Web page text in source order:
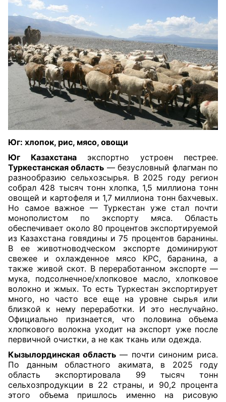
Юг: хлопок, рис, мясо, овощи
Юг Казахстанаэкспортно устроен пестрее.
Туркестанская область — безусловный флагман по
разнообразию сельхозсырья. В 2025 году регион
собрал 428 тысяч тонн хлопка, 1,5 миллиона тонн
овощей и картофеля и 1,7 миллиона тонн бахчевых.
Но самое важное — Туркестан уже стал почти
монополистом по экспорту мяса. Область
обеспечивает около 80 процентов экспортируемой
из Казахстана говядины и 75 процентов баранины.
В ее животноводческом экспорте доминируют
свежее и охлажденное мясо КРС, баранина, а
также живой скот. В переработанном экспорте —
мука, подсолнечное/хлопковое масло, хлопковое
волокно и жмых. То есть Туркестан экспортирует
много, но часто все еще на уровне сырья или
близкой к нему переработки. И это неслучайно.
Официально признается, что половина объема
хлопкового волокна уходит на экспорт уже после
первичной очистки, а не как ткань или одежда.
Кызылординская область — почти синоним риса.
По данным областного акимата, в 2025 году
область экспортировала 99 тысяч тонн
сельхозпродукции в 22 страны, и 90,2 процента
этого объема пришлось именно на рисовую